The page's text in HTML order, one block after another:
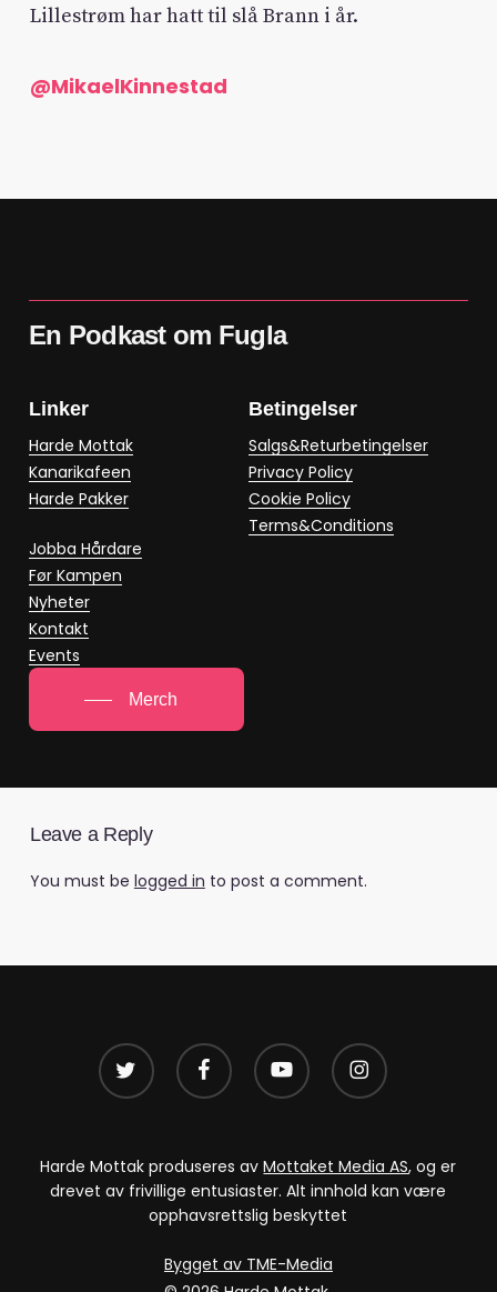
Lillestrøm har hatt til slå Brann i år.
@MikaelKinnestad
En Podkast om Fugla
Linker
Harde Mottak
Kanarikafeen
Harde Pakker
Jobba Hårdare
Før Kampen
Nyheter
Kontakt
Events
Betingelser
Salgs&Returbetingelser
Privacy Policy
Cookie Policy
Terms&Conditions
Merch
Leave a Reply
You must be logged in to post a comment.
twitter facebook youtube instagram
Harde Mottak produseres avMottaket Media AS, og er
drevet av frivillige entusiaster. Alt innhold kan være
opphavsrettslig beskyttet
Bygget av TME-Media